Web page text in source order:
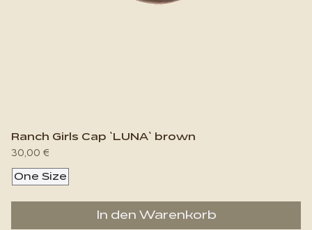
Ranch Girls Cap `LUNA` brown
Preis
30,00 €
One Size
In den Warenkorb